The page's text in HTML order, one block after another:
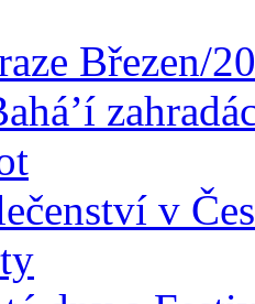
Březen/
v